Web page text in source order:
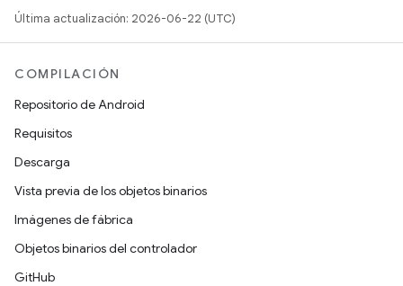
Última actualización: 2026-06-22 (UTC)
COMPILACIÓN
Repositorio de Android
Requisitos
Descarga
Vista previa de los objetos binarios
Imágenes de fábrica
Objetos binarios del controlador
GitHub